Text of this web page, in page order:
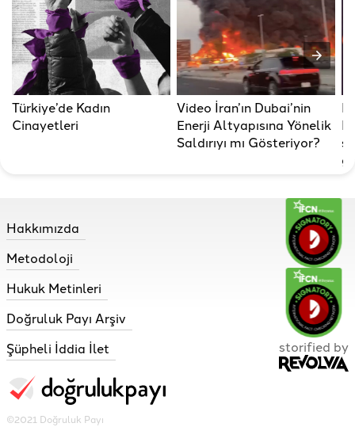
Türkiye’de Kadın
Cinayetleri
Video İran’ın Dubai’nin
Enerji Altyapısına Yönelik
Saldırıyı mı Gösteriyor?
Hakkımızda
Metodoloji
Hukuk Metinleri
Doğruluk Payı Arşiv
Şüpheli İddia İlet
©2021 Doğruluk Payı
storified by